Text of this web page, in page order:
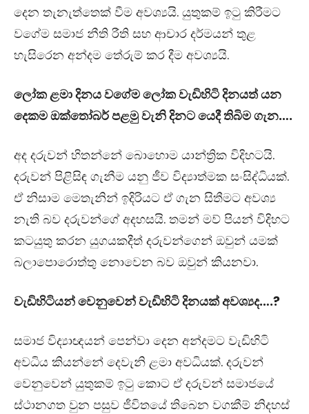
දෙන තැනැත්තෙක් වීම අවශ්‍යයි. යුතුකම් ඉටු කිරීමට
වගේම සමාජ නීති රීති සහ ආචාර දර්මයන් තුළ
හැසිරෙන අන්දම තේරුම් කර දීම අවශ්‍යයි.
ලෝක ළමා දිනය වගේම ලෝක වැඩිහිටි දිනයත් යන
දෙකම ඔක්තෝබර් පළමු වැනි දිනට යෙදී තිබිම ගැන….
අද දරුවන් හිතන්නේ බොහොම යාන්ත්‍රික විදිහටයි.
දරුවන් පිළිසිඳ ගැනීම යනු ජීව විද්‍යාත්මක සංසිද්ධියක්.
ඒ නිසාම මෙතැනින් ඉදිරියට ඒ ගැන සිතීමට අවශ්‍ය
නැති බව දරුවන්ගේ අදහසයි. තමන් මව් පියන් විදිහට
කටයුතු කරන යුගයකදීත් දරුවන්ගෙන් ඔවුන් යමක්
බලාපොරොත්තු නොවෙන බව ඔවුන් කියනවා.
වැඩිහිටියන් වෙනුවෙන් වැඩිහිටි දිනයක් අවශ්‍යද….?
සමාජ විද්‍යාඥයන් පෙන්වා දෙන අන්දමට වැඩිහිටි
අවධිය කියන්නේ දෙවැනි ළමා අවධියක්. දරුවන්
වෙනුවෙන් යුතුකම් ඉටු කොට ඒ දරුවන් සමාජයේ
ස්ථානගත වුන පසුව ජීවිතයේ තිබෙන වගකීම් නිදහස්